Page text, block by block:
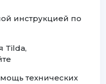
инструкцией по
Tilda,
технических